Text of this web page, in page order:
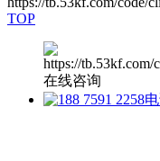
TOP
在线咨询